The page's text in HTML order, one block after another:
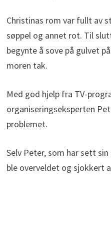
Christinas rom var fullt av
søppel og annet rot. Til
begynte å sove på gulvet
moren tak.
Med god hjelp fra TV-
organiseringseksperten
problemet.
Selv Peter, som har sett
ble overveldet og sjokkert